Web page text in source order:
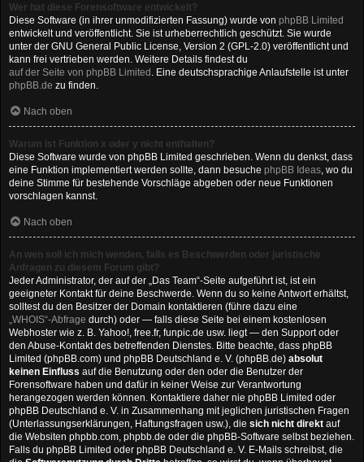
Wer hat diese Forensoftware entwickelt?
Diese Software (in ihrer unmodifizierten Fassung) wurde von phpBB Limited
entwickelt und veröffentlicht. Sie ist urheberrechtlich geschützt. Sie wurde
unter der GNU General Public License, Version 2 (GPL-2.0) veröffentlicht und
kann frei vertrieben werden. Weitere Details findest du
auf der Seite von phpBB Limited . Eine deutschsprachige Anlaufstelle ist unter
phpBB.de zu finden.
Nach oben
Warum ist Funktion x oder y nicht enthalten?
Diese Software wurde von phpBB Limited geschrieben. Wenn du denkst, dass
eine Funktion implementiert werden sollte, dann besuche phpBB Ideas , wo du
deine Stimme für bestehende Vorschläge abgeben oder neue Funktionen
vorschlagen kannst.
Nach oben
An wen soll ich mich wenden, falls es Beschwerden oder juristische
Anfragen zu diesem Forum gibt?
Jeder Administrator, der auf der „Das Team“-Seite aufgeführt ist, ist ein
geeigneter Kontakt für deine Beschwerde. Wenn du so keine Antwort erhältst,
solltest du den Besitzer der Domain kontaktieren (führe dazu eine
„WHOIS“-Abfrage durch) oder — falls diese Seite bei einem kostenlosen
Webhoster wie z. B. Yahoo!, free.fr, funpic.de usw. liegt — den Support oder
den Abuse-Kontakt des betreffenden Dienstes. Bitte beachte, dass phpBB
Limited (phpBB.com) und phpBB Deutschland e. V. (phpBB.de) absolut
keinen Einfluss auf die Benutzung oder den oder die Benutzer der
Forensoftware haben und dafür in keiner Weise zur Verantwortung
herangezogen werden können. Kontaktiere daher nie phpBB Limited oder
phpBB Deutschland e. V. in Zusammenhang mit jeglichen juristischen Fragen
(Unterlassungserklärungen, Haftungsfragen usw.), die sich nicht direkt auf
die Websiten phpbb.com, phpbb.de oder die phpBB-Software selbst beziehen.
Falls du phpBB Limited oder phpBB Deutschland e. V. E-Mails schreibst, die